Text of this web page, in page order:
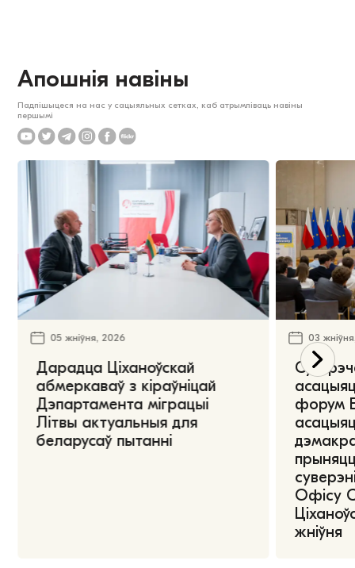
Апошнія навіны
Падпішыцеся на нас у сацыяльных сетках, каб атрымліваць навіны
першымі
05 жніўня, 2026
Дарадца Ціханоўскай
абмеркаваў з кіраўніцай
Дэпартамента міграцыі
Літвы актуальныя для
беларусаў пытанні
03
форум
Офісу
жніўня